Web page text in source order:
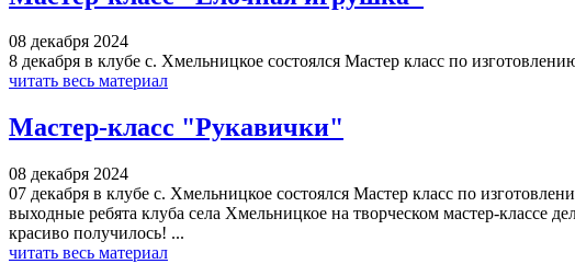
08 декабря 2024
8 декабря в клубе с. Хмельницкое состоялся Мастер класс по
читать весь материал
Мастер-класс "Рукавички"
08 декабря 2024
07 декабря в клубе с. Хмельницкое состоялся Мастер класс по
выходные ребята клуба села Хмельницкое на творческом мастер-классе
красиво получилось! ...
читать весь материал